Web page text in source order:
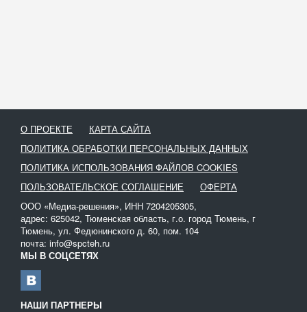
сервис на выгодных для заказчика условиях. Оперативная
перевозка катка, оптимальная ценовая политика, высокое
качество услуг – все эти преимущества доступны посетителям
нашего портала.
Заказывайте трал с подходящими характеристиками на сайте
«Спецтехника» и получите во временное пользование
надежный грузовой трал. Проконсультируйтесь с менеджером
поставщика услуги по телефону и оговаривайте условия
предоставления спецтехники.
О ПРОЕКТЕ
КАРТА САЙТА
ПОЛИТИКА ОБРАБОТКИ ПЕРСОНАЛЬНЫХ ДАННЫХ
ПОЛИТИКА ИСПОЛЬЗОВАНИЯ ФАЙЛОВ COOKIES
ПОЛЬЗОВАТЕЛЬСКОЕ СОГЛАШЕНИЕ
ОФЕРТА
ООО «Медиа-решения», ИНН 7204205305,
адрес: 625042, Тюменская область, г.о. город Тюмень, г
Тюмень, ул. Федюнинского д. 60, пом. 104
почта: info@spcteh.ru
МЫ В СОЦСЕТЯХ
НАШИ ПАРТНЕРЫ